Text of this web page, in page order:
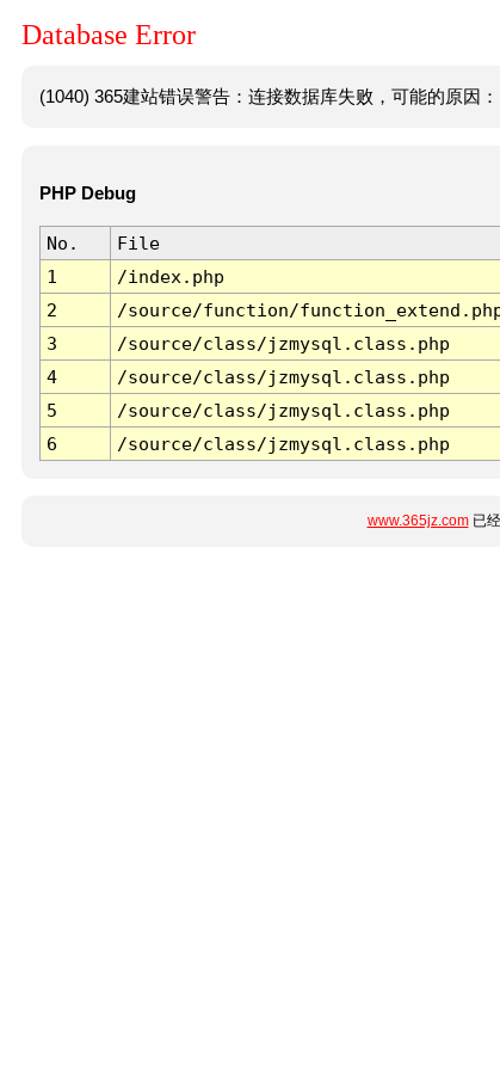
Database Error
(1040) 365建站错误警告：连接数据库失败，可能的原因
PHP Debug
No. File
1
/index.php
2
/source/function/
3
/source/class/jzmysql.class.php
4
/source/class/jzmysql.class.php
5
/source/class/jzmysql.class.php
6
/source/class/jzmysql.class.php
www.365jz.com已